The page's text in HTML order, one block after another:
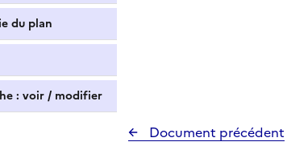
du plan
: voir / modifier
Document précédent